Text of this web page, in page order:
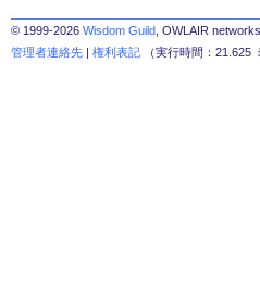
© 1999-2026 Wisdom Guild , OWLAIR
管理者連絡先 | 権利表記 （実行時間：21.625